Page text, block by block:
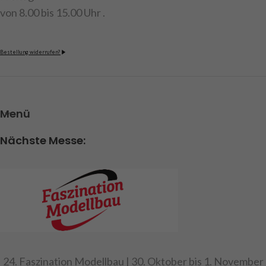
von 8.00 bis 15.00 Uhr .
Bestellung widerrufen?
Menü
Nächste Messe:
24. Faszination Modellbau | 30. Oktober bis 1. November